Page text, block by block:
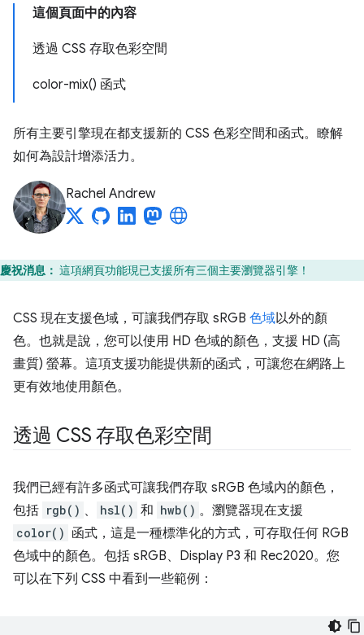
這個頁面中的內容
透過 CSS 存取色彩空間
color-mix() 函式
所有主要引擎現在都支援新的 CSS 色彩空間和函式。瞭解
如何為設計增添活力。
Rachel Andrew
慶祝消息： 這項網頁功能現已支援所有三個主要瀏覽器引擎！
CSS 現在支援色域，可讓我們存取 sRGB 色域以外的顏
色。也就是說，您可以使用 HD 色域的顏色，支援 HD (高
畫質) 螢幕。這項支援功能提供新的函式，可讓您在網路上
更有效地使用顏色。
透過 CSS 存取色彩空間
我們已經有許多函式可讓我們存取 sRGB 色域內的顏色，
包括 rgb() 、 hsl() 和 hwb() 。瀏覽器現在支援
color() 函式，這是一種標準化的方式，可存取任何 RGB
色域中的顏色。包括 sRGB、Display P3 和 Rec2020。您
可以在下列 CSS 中看到一些範例：